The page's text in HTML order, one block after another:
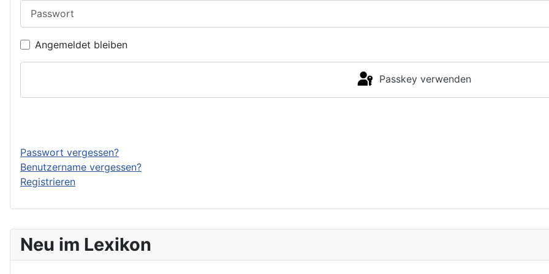
Neu im Lexikon
Angemeldet bleiben
Passkey verwenden
Passwort vergessen?
Benutzername vergessen?
Registrieren